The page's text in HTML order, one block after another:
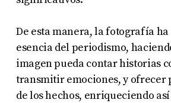
De esta manera, la fotografía
esencia del periodismo,
imagen pueda contar historias
transmitir emociones, y ofrecer
de los hechos, enriqueciendo